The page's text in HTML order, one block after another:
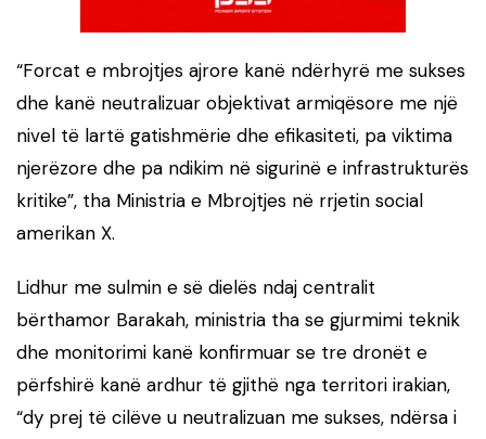
“Forcat e mbrojtjes ajrore kanë ndërhyrë me sukses
dhe kanë neutralizuar objektivat armiqësore me një
nivel të lartë gatishmërie dhe efikasiteti, pa viktima
njerëzore dhe pa ndikim në sigurinë e infrastrukturës
kritike”, tha Ministria e Mbrojtjes në rrjetin social
amerikan X.
Lidhur me sulmin e së dielës ndaj centralit
bërthamor Barakah, ministria tha se gjurmimi teknik
dhe monitorimi kanë konfirmuar se tre dronët e
përfshirë kanë ardhur të gjithë nga territori irakian,
“dy prej të cilëve u neutralizuan me sukses, ndërsa i